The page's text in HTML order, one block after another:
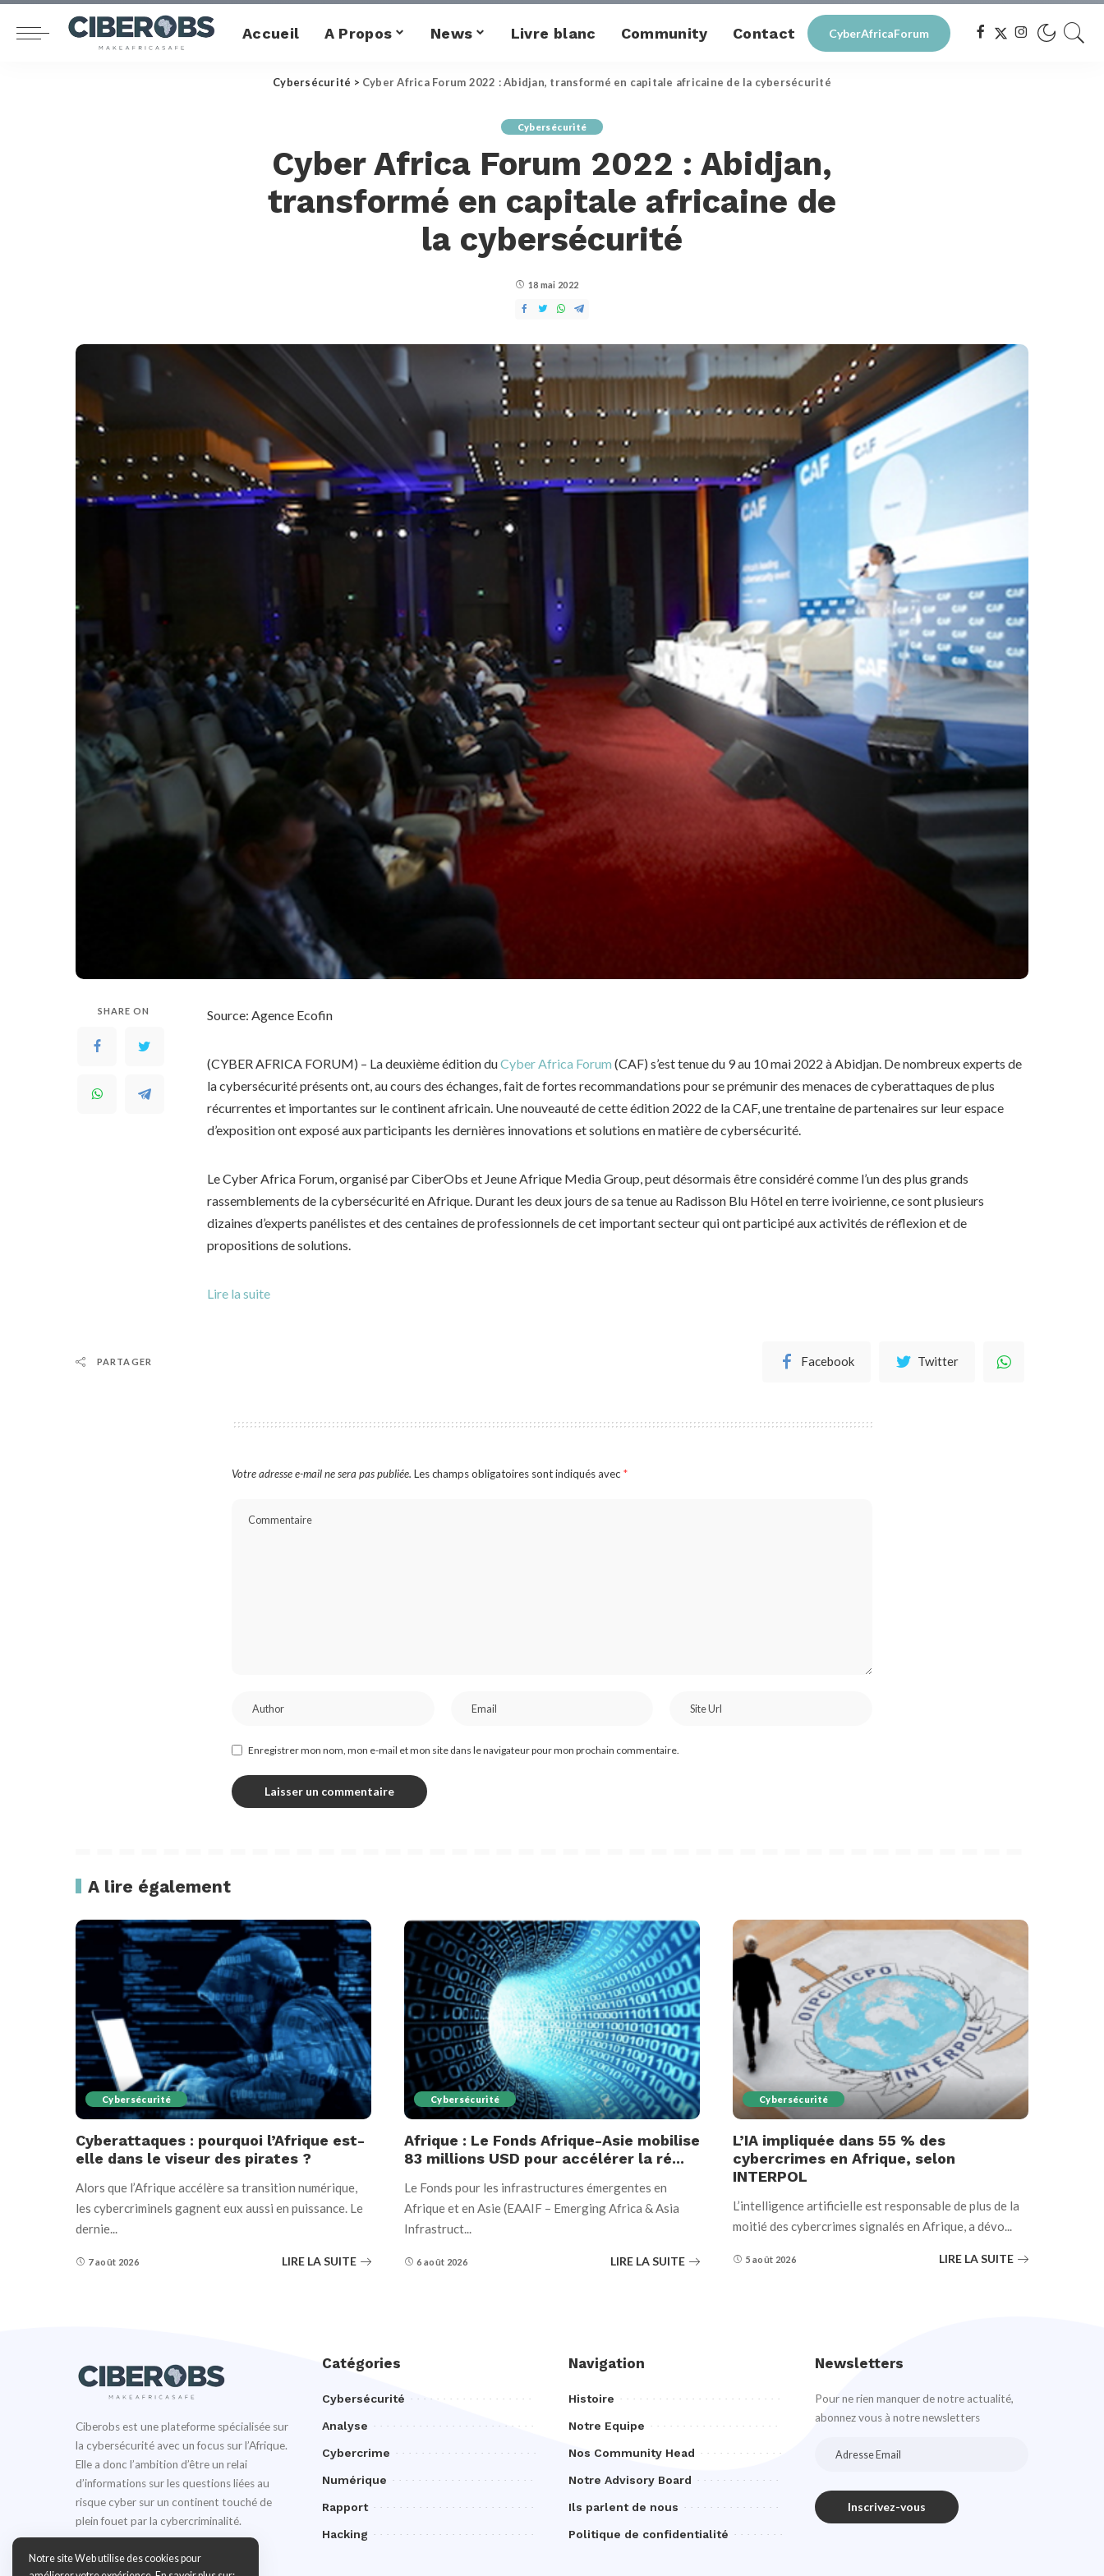
Accueil A Propos News Livre blanc Community Contact CyberAfricaForum
Cybersécurité > Cyber Africa Forum 2022 : Abidjan, transformé en capitale africaine de la cybersécurité
Cybersécurité
Cyber Africa Forum 2022 : Abidjan,
transformé en capitale africaine de
la cybersécurité
18 mai 2022
SHARE ON Source: Agence Ecofin
(CYBER AFRICA FORUM) – La deuxième édition duCyber Africa Forum (CAF) s’est tenue du 9 au 10 mai 2022 à Abidjan. De nombreux experts de
la cybersécurité présents ont, au cours des échanges, fait de fortes recommandations pour se prémunir des menaces de cyberattaques de plus
récurrentes et importantes sur le continent africain. Une nouveauté de cette édition 2022 de la CAF, une trentaine de partenaires sur leur espace
d’exposition ont exposé aux participants les dernières innovations et solutions en matière de cybersécurité.
Le Cyber Africa Forum, organisé par CiberObs et Jeune Afrique Media Group, peut désormais être considéré comme l’un des plus grands
rassemblements de la cybersécurité en Afrique. Durant les deux jours de sa tenue au Radisson Blu Hôtel en terre ivoirienne, ce sont plusieurs
dizaines d’experts panélistes et des centaines de professionnels de cet important secteur qui ont participé aux activités de réflexion et de
propositions de solutions.
Lire la suite
PARTAGER Facebook Twitter
Votre adresse e-mail ne sera pas publiée. Les champs obligatoires sont indiqués avec *
Enregistrer mon nom, mon e-mail et mon site dans le navigateur pour mon prochain commentaire.
A lire également
Cybersécurité
Cyberattaques : pourquoi l’Afrique est-
elle dans le viseur des pirates ?
Alors que l’Afrique accélère sa transition numérique,
les cybercriminels gagnent eux aussi en puissance. Le
dernie...
7 août 2026 LIRE LA SUITE
Cybersécurité
Afrique : Le Fonds Afrique-Asie mobilise
83 millions USD pour accélérer la ré...
Le Fonds pour les infrastructures émergentes en
Afrique et en Asie (EAAIF – Emerging Africa & Asia
Infrastruct...
6 août 2026 LIRE LA SUITE
Cybersécurité
L’IA impliquée dans 55 % des
cybercrimes en Afrique, selon
INTERPOL
L’intelligence artificielle est responsable de plus de la
moitié des cybercrimes signalés en Afrique, a dévo...
5 août 2026 LIRE LA SUITE
Ciberobs est une plateforme spécialisée sur
la cybersécurité avec un focus sur l’Afrique.
Elle a donc l’ambition d’être un relai
d’informations sur les questions liées au
risque cyber sur un continent touché de
plein fouet par la cybercriminalité.
Catégories
Cybersécurité
Analyse
Cybercrime
Numérique
Rapport
Hacking
Navigation
Histoire
Notre Equipe
Nos Community Head
Notre Advisory Board
Ils parlent de nous
Politique de confidentialité
Newsletters
Pour ne rien manquer de notre actualité,
abonnez vous à notre newsletters
Notre site Web utilise des cookies pour